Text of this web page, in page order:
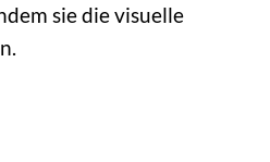
sie die visuelle